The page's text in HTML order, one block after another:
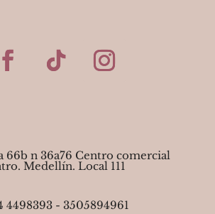
66b n 36a76 Centro comercial
Medellín. Local 111
4498393 - 3505894961